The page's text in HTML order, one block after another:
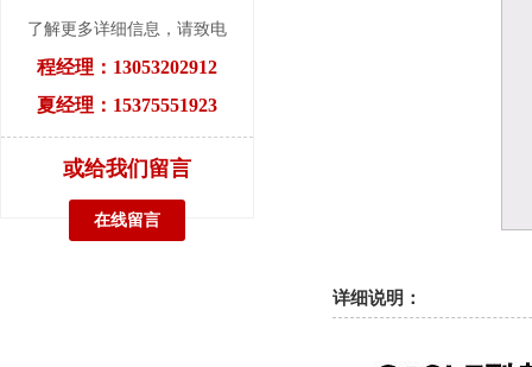
了解更多详细信息，请致电
程经理：13053202912
夏经理：15375551923
或给我们留言
在线留言
详细说明：